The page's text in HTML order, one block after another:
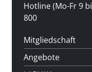
Hotline (Mo-Fr 9
800
Mitgliedschaft
Angebote